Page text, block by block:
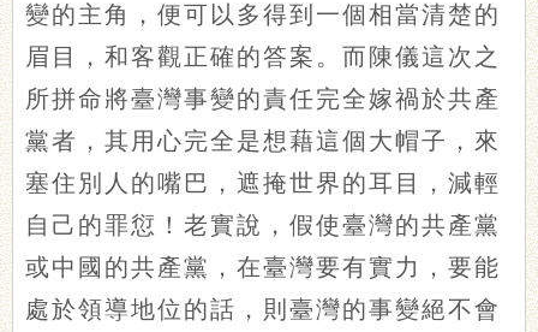
變的主角，便可以多得到一個相當清楚的
眉目，和客觀正確的答案。而陳儀這次之
所拼命將臺灣事變的責任完全嫁禍於共產
黨者，其用心完全是想藉這個大帽子，來
塞住別人的嘴巴，遮掩世界的耳目，減輕
自己的罪愆！老實說，假使臺灣的共產黨
或中國的共產黨，在臺灣要有實力，要能
處於領導地位的話，則臺灣的事變絕不會